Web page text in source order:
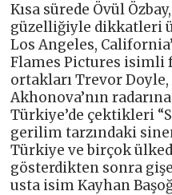
Kısa sürede Övül
güzelliğiyle dikkatleri
Los Angeles,
Flames Pictures
ortakları Trevor
Akhonova’nın
Türkiye’de çektikleri
gerilim tarzındaki
Türkiye ve birçok
gösterdikten sonra
usta isim Kayhan